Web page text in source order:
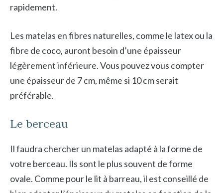
rapidement.
Les matelas en fibres naturelles, comme le latex ou la
fibre de coco, auront besoin d’une épaisseur
légèrement inférieure. Vous pouvez vous compter
une épaisseur de 7 cm, même si 10 cm serait
préférable.
Le berceau
Il faudra chercher un matelas adapté à la forme de
votre berceau. Ils sont le plus souvent de forme
ovale. Comme pour le lit à barreau, il est conseillé de